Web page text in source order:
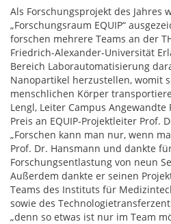
Als Forschungsprojekt des Jahres
„Forschungsraum EQUIP“
forschen mehrere Teams an der
Friedrich-Alexander-Universität
Bereich Laborautomatisierung
Nanopartikel herzustellen, womit
menschlichen Körper
Lengl, Leiter Campus
Preis an EQUIP-Projektleiter Prof.
„Forschen kann man nur, wenn
Prof. Dr. Hansmann und dankte
Forschungsentlastung von neun
Außerdem dankte er seinen
Teams des Instituts für
sowie des
„denn so etwas ist nur im Team